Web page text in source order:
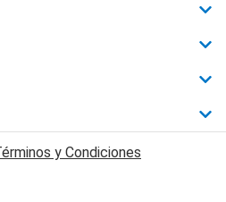
y Condiciones